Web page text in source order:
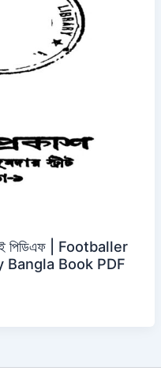
বই পিডিএফ | Footballer
Book PDF